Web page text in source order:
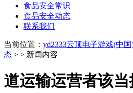
食品安全常识
食品安全动态
联系我们
当前位置： yd2333云顶电子游戏(中国
态 > > 新闻内容
道运输运营者该